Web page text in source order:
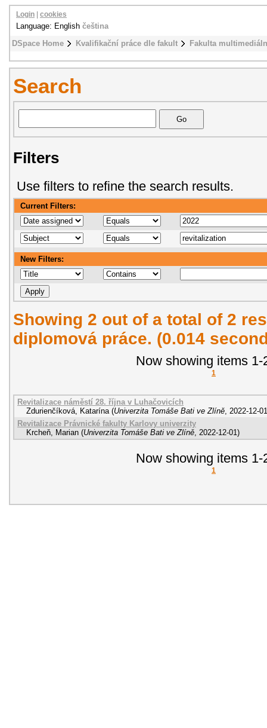
DSpace Home Kvalifikační práce dle fakult Fakulta
Login cookies
Language: English čeština
Search
Filters
Use filters to refine the search results.
Current Filters:
New Filters:
Showing 2 out of a total of 2
diplomová práce. (0.014
Now showing items 1-
1
Revitalizace náměstí 28. října v Luhačovicích
Zdurienčíková, Katarína (Univerzita Tomáše Bati ve Zlíně, 2022-12-01
Revitalizace Právnické fakulty Karlovy univerzity
Krcheň, Marian (Univerzita Tomáše Bati ve Zlíně, 2022-12-01)
Now showing items 1-
1